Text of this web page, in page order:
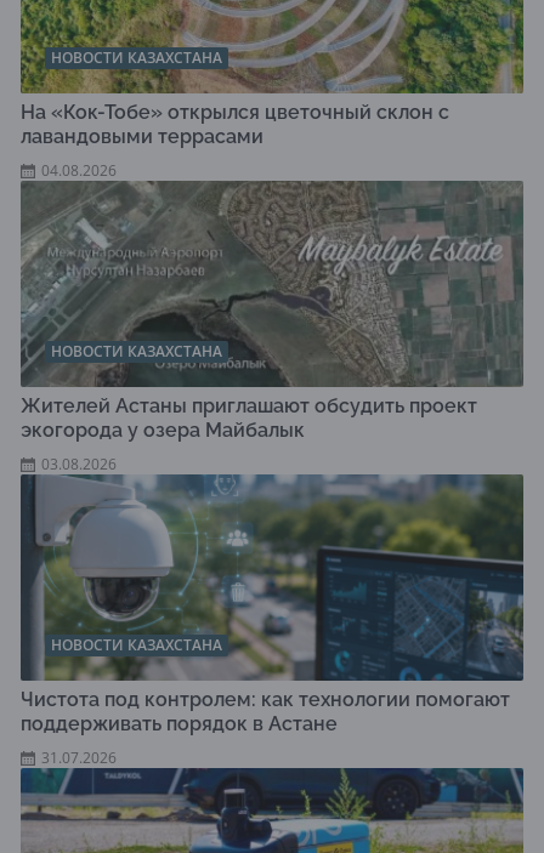
НОВОСТИ КАЗАХСТАНА
На «Кок-Тобе» открылся цветочный склон с
лавандовыми террасами
04.08.2026
НОВОСТИ КАЗАХСТАНА
Жителей Астаны приглашают обсудить проект
экогорода у озера Майбалык
03.08.2026
НОВОСТИ КАЗАХСТАНА
Чистота под контролем: как технологии помогают
поддерживать порядок в Астане
31.07.2026